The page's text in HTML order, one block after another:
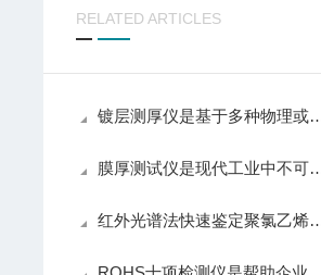
RELATED ARTICLES
镀层测厚仪是基于多种物理或化学原理设计的
膜厚测试仪是现代工业中不可少的测量工具之一
红外光谱法快速鉴定聚氯乙烯塑料中增塑剂邻苯二甲酸酯